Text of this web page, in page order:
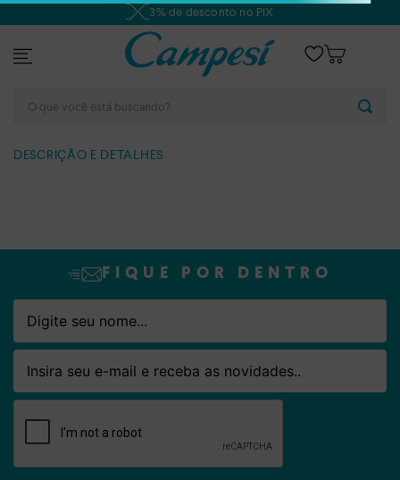
3% de desconto no PIX
DESCRIÇÃO E DETALHES
FIQUE POR DENTRO
Nome
Email